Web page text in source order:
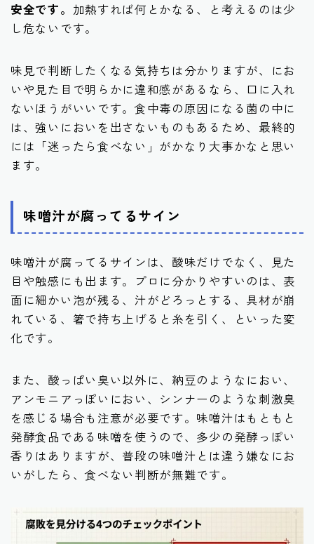
安全です。 加熱すれば何とかなる、と考えるのは少
し危ないです。
味見で判断したくなる気持ちは分かりますが、にお
いや見た目で明らかに違和感があるなら、口に入れ
ないほうがいいです。食中毒の原因になる菌の中に
は、強いにおいを出さないものもあるため、最終的
には「迷ったら食べない」がかなり大事かなと思い
ます。
味噌汁が腐ってるサイン
味噌汁が腐ってるサインは、酸味だけでなく、見た
目や触感にも出ます。プロに分かりやすいのは、表
面に細かい泡が残る、汁がどろっとする、具材が崩
れている、箸で持ち上げると糸を引く、といった変
化です。
また、酸っぱい臭い以外に、納豆のようなにおい、
アンモニアっぽいにおい、シンナーのような刺激臭
を感じる場合も注意が必要です。味噌汁はもともと
発酵食品である味噌を使うので、多少の発酵っぽい
香りはありますが、普段の味噌汁とは違う嫌なにお
いがしたら、食べない判断が無難です。